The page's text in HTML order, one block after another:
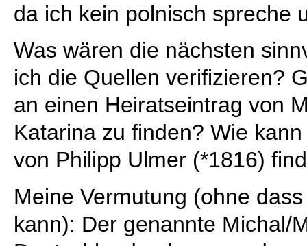
da ich kein polnisch spreche
Was wären die nächsten
ich die Quellen verifizieren?
an einen Heiratseintrag von
Katarina zu finden? Wie
von Philipp Ulmer (*1816)
Meine Vermutung (ohne
kann): Der genannte Michal/